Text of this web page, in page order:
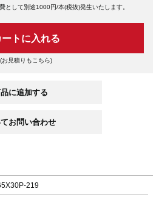
して別途1000円/本(税抜)発生いたします。
ートに入れる
(お見積りもこちら)
219